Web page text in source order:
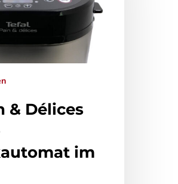
& Délices
im